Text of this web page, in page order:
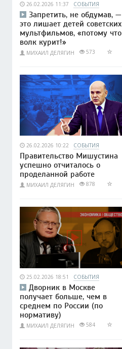
26.02.2026 11:37 СОБЫТИЯ
Запретить, не обдумав, —
это лишает детей советских
мультфильмов, «потому что
волк курит!»
МИХАИЛ ДЕЛЯГИН 573
26.02.2026 10:22 СОБЫТИЯ
Правительство Мишустина
успешно отчиталось о
проделанной работе
МИХАИЛ ДЕЛЯГИН 878
25.02.2026 18:51 СОБЫТИЯ
Дворник в Москве
получает больше, чем в
среднем по России (по
нормативу)
МИХАИЛ ДЕЛЯГИН 584